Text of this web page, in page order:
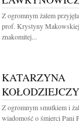
Z ogromnym żalem
prof. Krystyny
znakomitej...
KATARZYNA
Z ogromnym smutkiem i
wiadomość o śmierci Pani